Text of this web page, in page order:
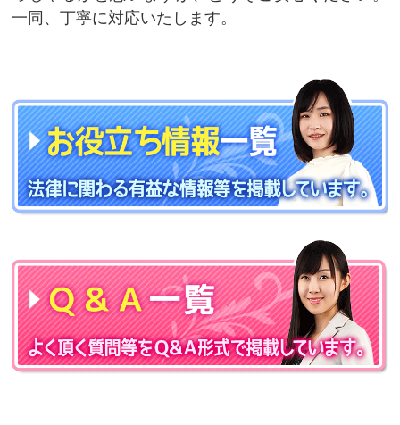
一同、丁寧に対応いたします。